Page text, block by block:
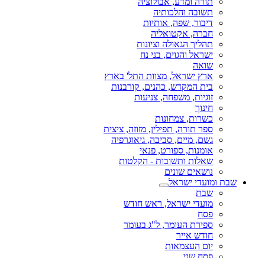
תשובה והלכותיה
דיבור, שפה, אותיות
חברה, אקטואליה
תהליך הגאולה וציונות
ישראל והגוים, בני נח
שואה
ארץ ישראל, מצוות התל' בארץ
בית המקדש, כהנים, קורבנות
זוגיות, משפחה, צניעות
חינוך
כשרות, צמחונות
ספר תורה, תפילין, מזוזה, ציצית
גשם, מיים, סביבה, גיאוגרפיה
אומנות, ספורט, פנאי
שאלות ותשובות - הקלטות
נושאים שונים
שבת ומועדי ישראל
שבת
מועדי ישראל, ראש חודש
פסח
ספירת העומר, ל"ג בעומר
חודש אייר
יום העצמאות